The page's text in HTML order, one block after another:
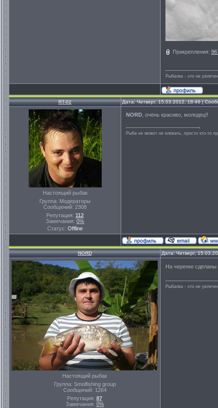
Прикрепления:
Рыбалка - это не
RT-02 Дата: Четверг, 15.03.2012, 18:46 |
Настоящий рыбак
Группа: Модераторы
Сообщений: 2308
Репутация: 112
Замечания: 0%
Статус: Offline
NORD , очень красиво, молодец!!
Рыба не может не клевать, просто кто-то
NORD Дата: Четверг,
Настоящий рыбак
Группа: Smolfishing group
Сообщений: 1264
Репутация: 87
Замечания: 0%
На черенке сделаны
Рыбалка - это не